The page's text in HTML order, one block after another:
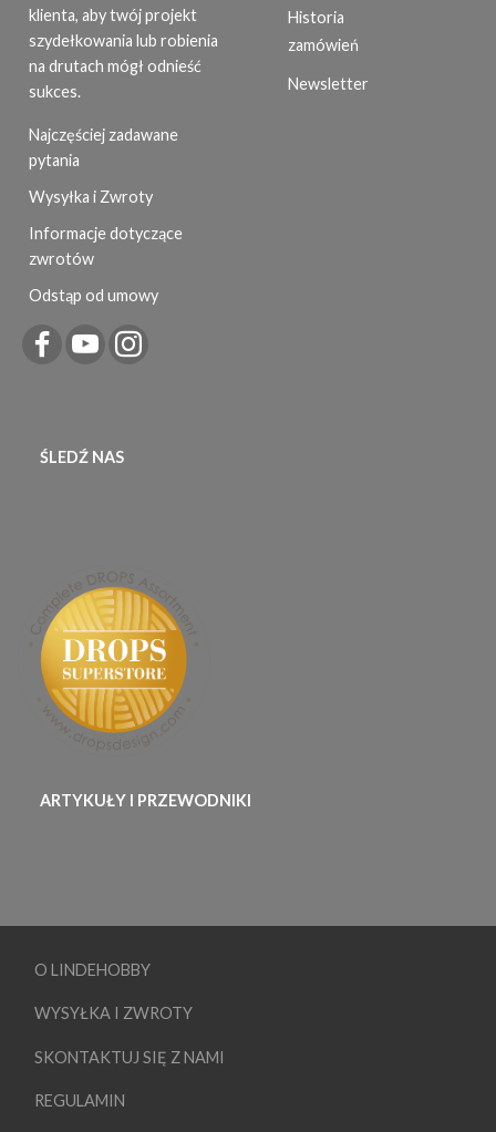
klienta, aby twój projekt
szydełkowania lub robienia
na drutach mógł odnieść
sukces.
Najczęściej zadawane
pytania
Wysyłka i Zwroty
Informacje dotyczące
zwrotów
Odstąp od umowy
Historia
zamówień
Newsletter
ŚLEDŹ NAS
ARTYKUŁY I PRZEWODNIKI
O LINDEHOBBY
WYSYŁKA I ZWROTY
SKONTAKTUJ SIĘ Z NAMI
REGULAMIN